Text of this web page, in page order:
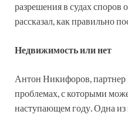
разрешения в судах споров
рассказал, как правильно
Недвижимость или нет
Антон Никифоров, партнер
проблемах, с которыми
наступающем году. Одна из